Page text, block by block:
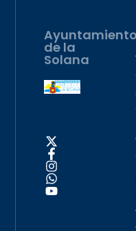
de la
Solana